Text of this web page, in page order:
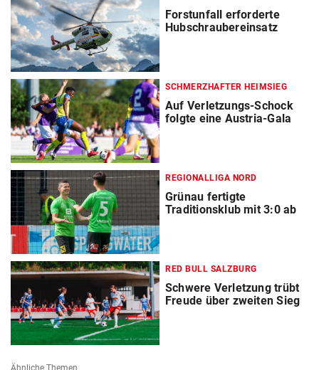
Forstunfall erforderte
Hubschraubereinsatz
SCHMERZHAFTER HEIMSIEG
Auf Verletzungs-Schock
folgte eine Austria-Gala
REGIONALLIGA NORD
Grünau fertigte
Traditionsklub mit 3:0 ab
RED BULL SALZBURG
Schwere Verletzung trübt
Freude über zweiten Sieg